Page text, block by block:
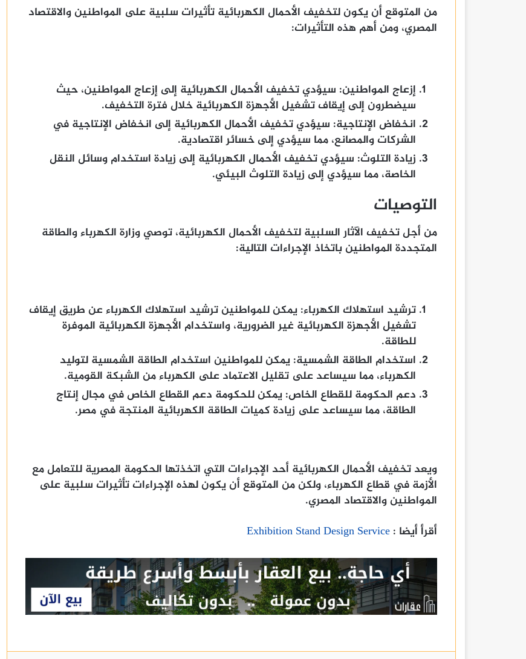
من المتوقع أن يكون لتخفيف الأحمال الكهربائية تأثيرات سلبية على المواطنين والاقتصاد
المصري، ومن أهم هذه التأثيرات:
إزعاج المواطنين: سيؤدي تخفيف الأحمال الكهربائية إلى إزعاج المواطنين، حيث
سيضطرون إلى إيقاف تشغيل الأجهزة الكهربائية خلال فترة التخفيف.
انخفاض الإنتاجية: سيؤدي تخفيف الأحمال الكهربائية إلى انخفاض الإنتاجية في
الشركات والمصانع، مما سيؤدي إلى خسائر اقتصادية.
زيادة التلوث: سيؤدي تخفيف الأحمال الكهربائية إلى زيادة استخدام وسائل النقل
الخاصة، مما سيؤدي إلى زيادة التلوث البيئي.
التوصيات
من أجل تخفيف الآثار السلبية لتخفيف الأحمال الكهربائية، توصي وزارة الكهرباء والطاقة
المتجددة المواطنين باتخاذ الإجراءات التالية:
ترشيد استهلاك الكهرباء: يمكن للمواطنين ترشيد استهلاك الكهرباء عن طريق إيقاف
تشغيل الأجهزة الكهربائية غير الضرورية، واستخدام الأجهزة الكهربائية الموفرة
للطاقة.
استخدام الطاقة الشمسية: يمكن للمواطنين استخدام الطاقة الشمسية لتوليد
الكهرباء، مما سيساعد على تقليل الاعتماد على الكهرباء من الشبكة القومية.
دعم الحكومة للقطاع الخاص: يمكن للحكومة دعم القطاع الخاص في مجال إنتاج
الطاقة، مما سيساعد على زيادة كميات الطاقة الكهربائية المنتجة في مصر.
ويعد تخفيف الأحمال الكهربائية أحد الإجراءات التي اتخذتها الحكومة المصرية للتعامل مع
الأزمة في قطاع الكهرباء، ولكن من المتوقع أن يكون لهذه الإجراءات تأثيرات سلبية على
المواطنين والاقتصاد المصري.
أقرأ أيضا : Exhibition Stand Design Service